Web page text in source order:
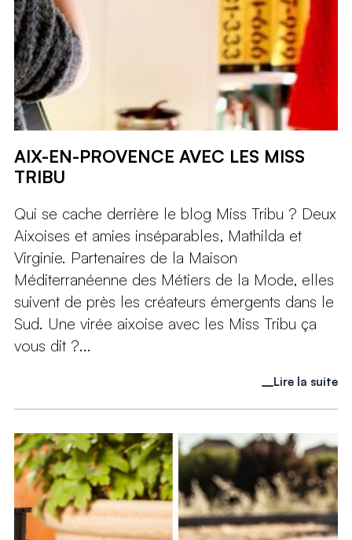
AIX-EN-PROVENCE AVEC LES MISS
TRIBU
Qui se cache derrière le blog Miss Tribu ? Deux
Aixoises et amies inséparables, Mathilda et
Virginie. Partenaires de la Maison
Méditerranéenne des Métiers de la Mode, elles
suivent de près les créateurs émergents dans le
Sud. Une virée aixoise avec les Miss Tribu ça
vous dit ?...
Lire la suite